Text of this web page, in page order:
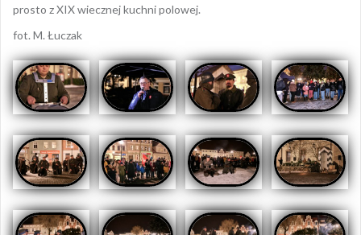
prosto z XIX wiecznej kuchni polowej.
fot. M. Łuczak